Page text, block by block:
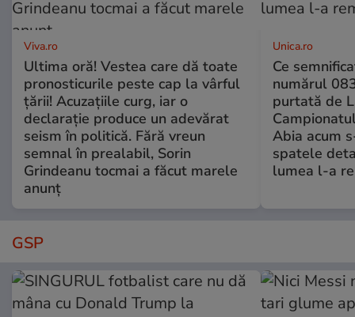
Viva.ro
Ultima oră! Vestea care dă toate
pronosticurile peste cap la vârful
țării! Acuzațiile curg, iar o
declarație produce un adevărat
seism în politică. Fără vreun
semnal în prealabil, Sorin
Grindeanu tocmai a făcut marele
anunț
Unica.ro
Ce
numărul
purtată de
Abia acum
spatele
lumea l-a
GSP